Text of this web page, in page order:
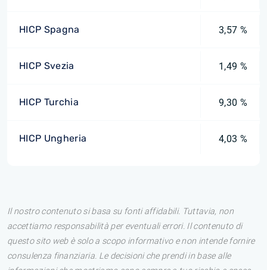
HICP Spagna 3,57 %
HICP Svezia 1,49 %
HICP Turchia 9,30 %
HICP Ungheria 4,03 %
Il nostro contenuto si basa su fonti affidabili. Tuttavia, non
accettiamo responsabilità per eventuali errori. Il contenuto di
questo sito web è solo a scopo informativo e non intende fornire
consulenza finanziaria. Le decisioni che prendi in base alle